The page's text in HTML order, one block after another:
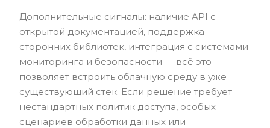
Дополнительные сигналы: наличие API с
открытой документацией, поддержка
сторонних библиотек, интеграция с системами
мониторинга и безопасности — всё это
позволяет встроить облачную среду в уже
существующий стек. Если решение требует
нестандартных политик доступа, особых
сценариев обработки данных или